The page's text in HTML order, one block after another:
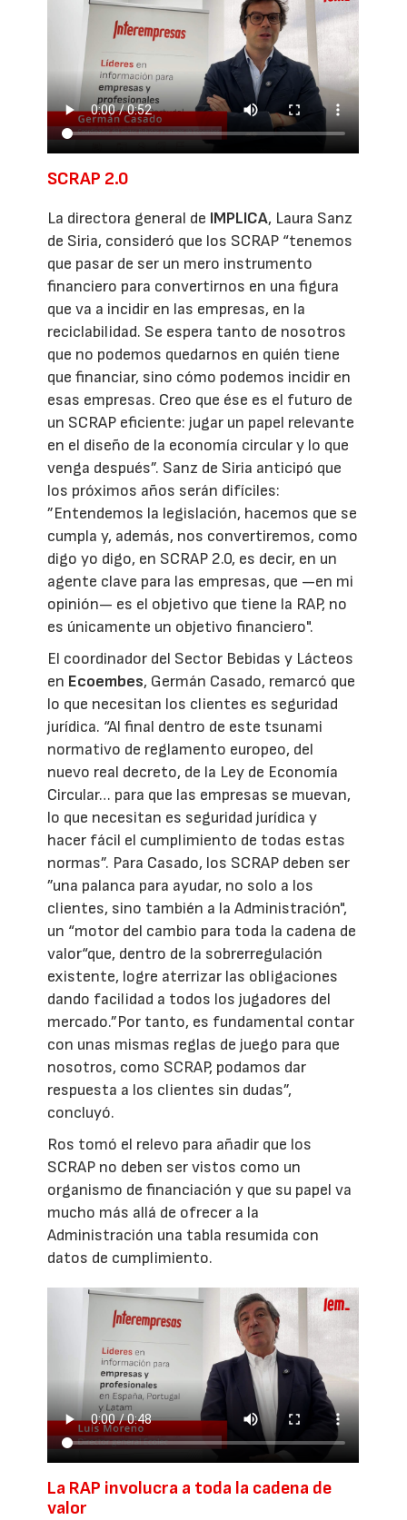
SCRAP 2.0
La directora general de IMPLICA, Laura Sanz
de Siria, consideró que los SCRAP “tenemos
que pasar de ser un mero instrumento
financiero para convertirnos en una figura
que va a incidir en las empresas, en la
reciclabilidad. Se espera tanto de nosotros
que no podemos quedarnos en quién tiene
que financiar, sino cómo podemos incidir en
esas empresas. Creo que ése es el futuro de
un SCRAP eficiente: jugar un papel relevante
en el diseño de la economía circular y lo que
venga después”. Sanz de Siria anticipó que
los próximos años serán difíciles:
”Entendemos la legislación, hacemos que se
cumpla y, además, nos convertiremos, como
digo yo digo, en SCRAP 2.0, es decir, en un
agente clave para las empresas, que —en mi
opinión— es el objetivo que tiene la RAP, no
es únicamente un objetivo financiero".
El coordinador del Sector Bebidas y Lácteos
en Ecoembes, Germán Casado, remarcó que
lo que necesitan los clientes es seguridad
jurídica. “Al final dentro de este tsunami
normativo de reglamento europeo, del
nuevo real decreto, de la Ley de Economía
Circular… para que las empresas se muevan,
lo que necesitan es seguridad jurídica y
hacer fácil el cumplimiento de todas estas
normas”. Para Casado, los SCRAP deben ser
”una palanca para ayudar, no solo a los
clientes, sino también a la Administración",
un “motor del cambio para toda la cadena de
valor“que, dentro de la sobrerregulación
existente, logre aterrizar las obligaciones
dando facilidad a todos los jugadores del
mercado.”Por tanto, es fundamental contar
con unas mismas reglas de juego para que
nosotros, como SCRAP, podamos dar
respuesta a los clientes sin dudas”,
concluyó.
Ros tomó el relevo para añadir que los
SCRAP no deben ser vistos como un
organismo de financiación y que su papel va
mucho más allá de ofrecer a la
Administración una tabla resumida con
datos de cumplimiento.
La RAP involucra a toda la cadena de
valor